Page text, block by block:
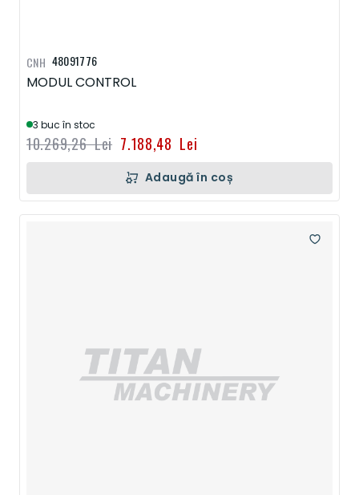
48091776
MODUL CONTROL
3 buc în stoc
7.188,48 Lei
10.269,26 Lei
CNH
Adaugă în coș